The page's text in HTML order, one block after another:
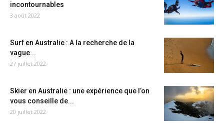
incontournables
3 août 2022
Surf en Australie : A la recherche de la
vague...
27 juillet 2022
Skier en Australie : une expérience que l’on
vous conseille de...
20 juillet 2022